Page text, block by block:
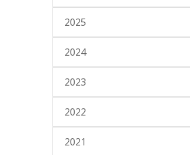
2025
2024
2023
2022
2021